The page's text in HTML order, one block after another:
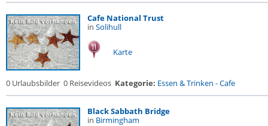
Cafe National Trust
in Solihull
Karte
0 Urlaubsbilder 0 Reisevideos Kategorie: Essen & Trinken -Cafe
Black Sabbath Bridge
in Birmingham